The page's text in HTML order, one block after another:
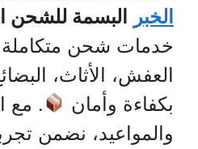
الخبر البسمة للشحن
خدمات شحن
العفش، الأثاث،
بكفاءة وأمان
. مع
والمواعيد، نضمن